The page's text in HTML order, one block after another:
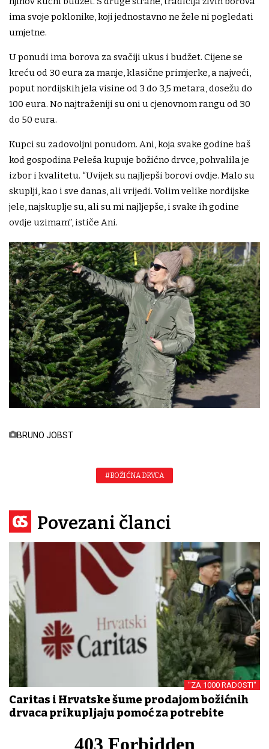
ima svoje poklonike, koji jednostavno ne žele ni pogledati
umjetne.
U ponudi ima borova za svačiji ukus i budžet. Cijene se
kreću od 30 eura za manje, klasične primjerke, a najveći,
poput nordijskih jela visine od 3 do 3,5 metara, dosežu do
100 eura. No najtraženiji su oni u cjenovnom rangu od 30
do 50 eura.
Kupci su zadovoljni ponudom. Ani, koja svake godine baš
kod gospodina Peleša kupuje božićno drvce, pohvalila je
izbor i kvalitetu. “Uvijek su najljepši borovi ovdje. Malo su
skuplji, kao i sve danas, ali vrijedi. Volim velike nordijske
jele, najskuplje su, ali su mi najljepše, i svake ih godine
ovdje uzimam”, ističe Ani.
BRUNO JOBST
#BOŽIĆNA DRVCA
Povezani članci
"ZA 1000 RADOSTI"
Caritas i Hrvatske šume prodajom božićnih
drvaca prikupljaju pomoć za potrebite